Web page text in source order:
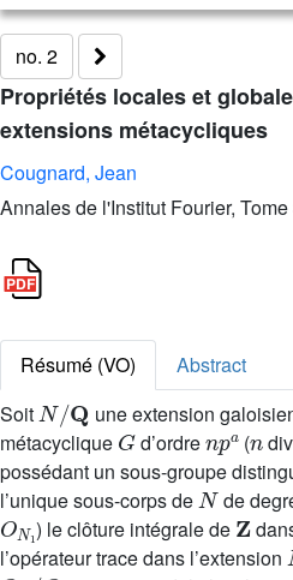
no. 2
Propriétés locales et
extensions métacycliques
Cougnard, Jean
Annales de l'Institut Fourier,
Résumé (VO)
Abstract
Soit
une extension
métacyclique
G
d’ordre
npa
(
n
possédant un sous-groupe
l’unique sous-corps de
N
de
ON1
) le clôture intégrale de
Z
l’opérateur trace dans l’extension
ON/ON1